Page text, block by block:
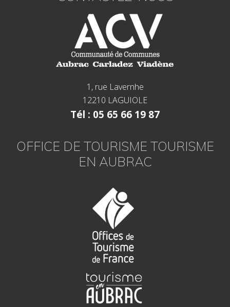
1, rue Lavernhe
12210 LAGUIOLE
Tél : 05 65 66 19 87
OFFICE DE TOURISME TOURISME
EN AUBRAC